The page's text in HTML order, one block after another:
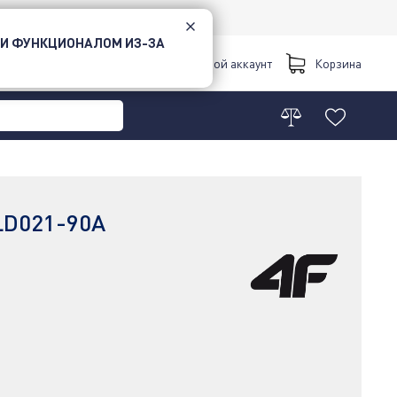
Мой аккаунт Корзина
90A
ФУНКЦИОНАЛОМ ИЗ-ЗА